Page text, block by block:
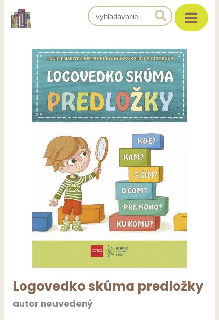
Logovedko skúma predložky
autor neuvedený